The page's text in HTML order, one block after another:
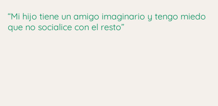
“Mi hijo tiene un amigo imaginario y tengo miedo
que no socialice con el resto”